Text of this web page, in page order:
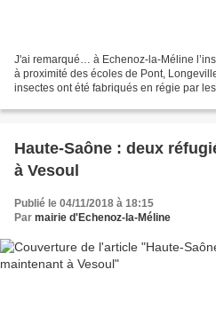
J'ai remarqué… à Echenoz-la-Méline
à proximité des écoles de Pont,
insectes ont été fabriqués en régie par
Haute-Saône : deux
à Vesoul
Publié le 04/11/2018 à 18:15
Par mairie d'Echenoz-la-Méline